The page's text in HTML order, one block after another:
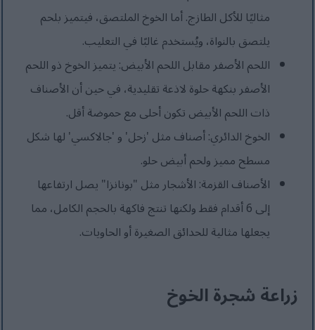
مثاليًا للأكل الطازج. أما الخوخ الملتصق، فيتميز بلحم
يلتصق بالنواة، ويُستخدم غالبًا في التعليب.
اللحم الأصفر مقابل اللحم الأبيض: يتميز الخوخ ذو اللحم
الأصفر بنكهة حلوة لاذعة تقليدية، في حين أن الأصناف
ذات اللحم الأبيض تكون أحلى مع حموضة أقل.
الخوخ الدائري: أصناف مثل 'زحل' و 'جالاكسي' لها شكل
مسطح مميز ولحم أبيض حلو.
الأصناف القزمة: الأشجار مثل "بونانزا" يصل ارتفاعها
إلى 6 أقدام فقط ولكنها تنتج فاكهة بالحجم الكامل، مما
يجعلها مثالية للحدائق الصغيرة أو الحاويات.
زراعة شجرة الخوخ